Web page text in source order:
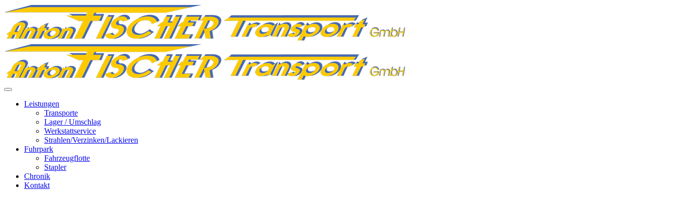
Leistungen
Transporte
Lager / Umschlag
Werkstattservice
Strahlen/Verzinken/Lackieren
Fuhrpark
Fahrzeugflotte
Stapler
Chronik
Kontakt